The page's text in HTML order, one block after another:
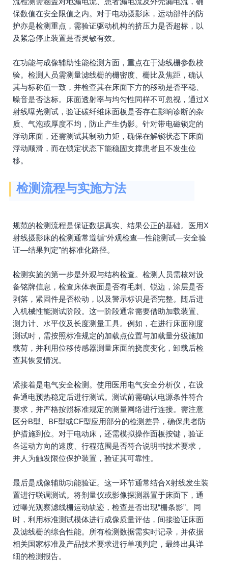
保数值在安全限值之内。对于电动摄影床，运动部件的防
护亦是检测重点，需验证驱动机构的挤压力是否超标，以
及紧急停止装置是否灵敏有效。
在功能与成像辅助性能检测方面，重点在于滤线栅参数校
验。检测人员需测量滤线栅的栅密度、栅比及焦距，确认
其与标称值一致，并检查其在床面下方的移动是否平稳、
噪音是否达标。床面透射率与均匀性同样不可忽视，通过X
射线曝光测试，验证碳纤维床面板是否存在影响诊断的杂
质、气泡或厚度不均，防止产生伪影。针对带电磁锁定的
浮动床面，还需测试其制动力矩，确保在解锁状态下床面
浮动顺滑，而在锁定状态下能稳固支撑患者且不发生位
移。
检测流程与实施方法
规范的检测流程是保证数据真实、结果公正的基础。医用X
射线摄影床的检测通常遵循“外观检查—性能测试—安全验
证—结果判定”的标准化路径。
检测实施的第一步是外观与结构检查。检测人员需核对设
备铭牌信息，检查床体表面是否有毛刺、锐边，涂层是否
剥落，紧固件是否松动，以及警示标识是否完整。随后进
入机械性能测试阶段。这一阶段通常需要借助加载装置、
测力计、水平仪及长度测量工具。例如，在进行床面刚度
测试时，需按照标准规定的加载点位置与加载量分级施加
载荷，并利用位移传感器测量床面的挠度变化，卸载后检
查其恢复情况。
紧接着是电气安全检测。使用医用电气安全分析仪，在设
备通电预热稳定后进行测试。测试前需确认电源条件符合
要求，并严格按照标准规定的测量网络进行连接。需注意
区分B型、BF型或CF型应用部分的检测差异，确保患者防
护措施到位。对于电动床，还需模拟操作面板按键，验证
各运动方向的速度、行程范围是否符合说明书技术要求，
并人为触发限位保护装置，验证其可靠性。
最后是成像辅助功能验证。这一环节通常结合X射线发生装
置进行联调测试。将剂量仪或影像探测器置于床面下，通
过曝光观察滤线栅运动轨迹，检查是否出现“栅条影”。同
时，利用标准测试模体进行成像质量评估，间接验证床面
及滤线栅的综合性能。所有检测数据需实时记录，并依据
相关国家标准及产品技术要求进行单项判定，最终出具详
细的检测报告。